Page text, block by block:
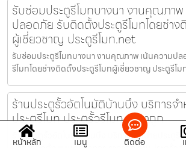
รับซ่อมประตูรีโมทบางนา งานคุณภาพ
ปลอดภัย รับติดตั้งประตูรีโมทโดยช่าง
ผู้เชี่ยวชาญ ประตูรีโมท.net
รับซ่อมประตูรีโมทบางนา งานคุณภาพ เน้นความป
รีโมทโดยช่างติดตั้งประตูรีโมทผู้เชี่ยวชาญ ประตูรีโ
ร้านประตูรั้วอัตโนมัติบ้านบึง บริการจ
ประตูรีโมท ประตูรั้วรีโมท ราคาถูก
ร้านประตูรั้วอัตโนมัติบ้านบึง บริการจำหน่ายประตูรี
หน้าหลัก เมนู ติดต่อ